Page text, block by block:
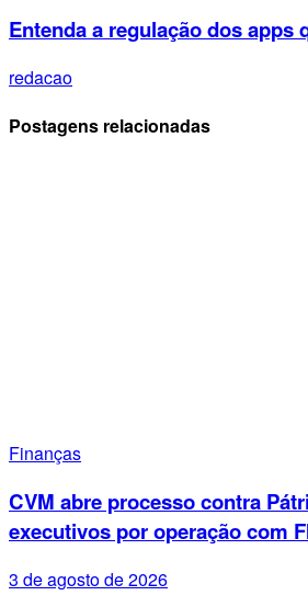
Entenda a regulação dos apps
redacao
Postagens relacionadas
Finanças
CVM abre processo contra
executivos por operação com
3 de agosto de 2026